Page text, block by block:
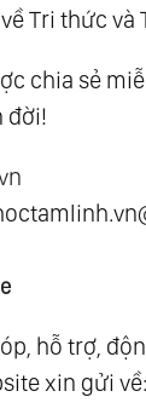
Tri thức và
chia sẻ
đời!
hỗ trợ,
xin gửi về: